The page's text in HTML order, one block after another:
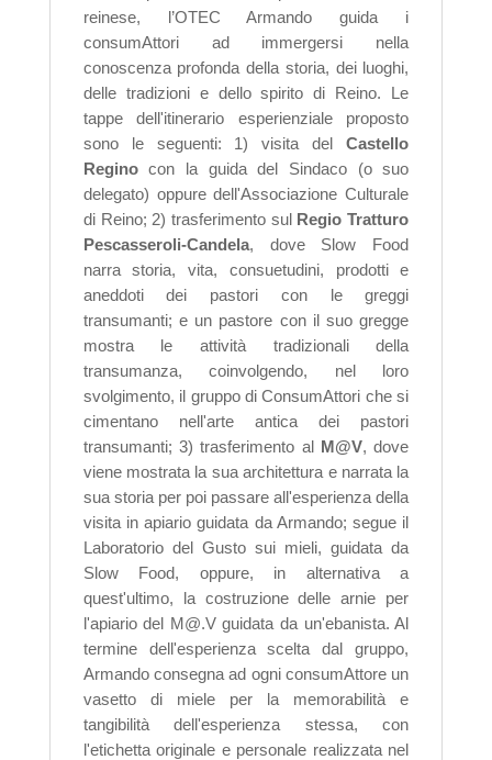
reinese, l’OTEC Armando guida i
consumAttori ad immergersi nella
conoscenza profonda della storia, dei luoghi,
delle tradizioni e dello spirito di Reino. Le
tappe dell'itinerario esperienziale proposto
sono le seguenti: 1) visita delCastello
Reginocon la guida del Sindaco (o suo
delegato) oppure dell'Associazione Culturale
di Reino; 2) trasferimento sul Regio Tratturo
Pescasseroli-Candela, dove Slow Food
narra storia, vita, consuetudini, prodotti e
aneddoti dei pastori con le greggi
transumanti; e un pastore con il suo gregge
mostra le attività tradizionali della
transumanza, coinvolgendo, nel loro
svolgimento, il gruppo di ConsumAttori che si
cimentano nell'arte antica dei pastori
transumanti; 3) trasferimento al M@V, dove
viene mostrata la sua architettura e narrata la
sua storia per poi passare all'esperienza della
visita in apiario guidata da Armando; segue il
Laboratorio del Gusto sui mieli, guidata da
Slow Food, oppure, in alternativa a
quest'ultimo, la costruzione delle arnie per
l'apiario del M@.V guidata da un'ebanista.Al
termine dell'esperienza scelta dal gruppo,
Armando consegna ad ogni consumAttore un
vasetto di miele per la memorabilità e
tangibilità dell'esperienza stessa, con
l'etichetta originale e personale realizzata nel